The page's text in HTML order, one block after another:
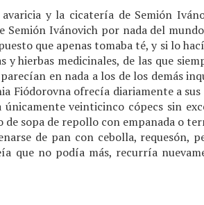
y la cicatería de Semión
Ivánovich por nada del
que apenas tomaba té, y si lo
hierbas medicinales, de las que
en nada a los de los demás
Fiódorovna ofrecía diariamente a sus
veinticinco cópecs sin
sopa de repollo con empanada o
de pan con cebolla, requesón,
que no podía más, recurría